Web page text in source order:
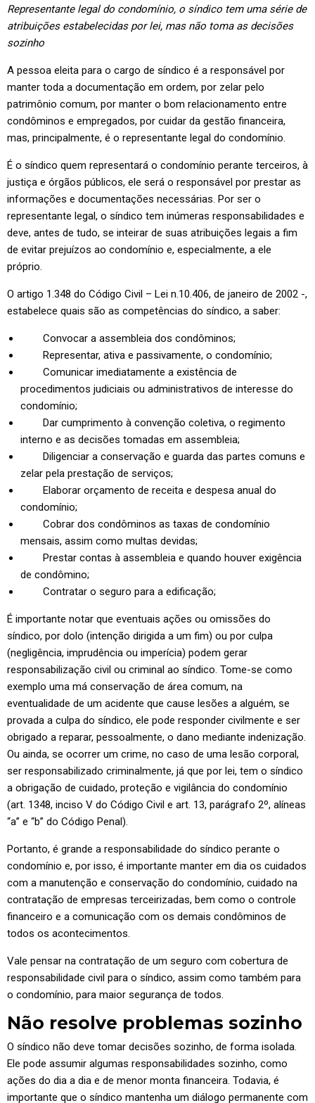
Representante legal do condomínio, o síndico tem uma série de
atribuições estabelecidas por lei, mas não toma as decisões
sozinho
A pessoa eleita para o cargo de síndico é a responsável por
manter toda a documentação em ordem, por zelar pelo
patrimônio comum, por manter o bom relacionamento entre
condôminos e empregados, por cuidar da gestão financeira,
mas, principalmente, é o representante legal do condomínio.
É o síndico quem representará o condomínio perante terceiros, à
justiça e órgãos públicos, ele será o responsável por prestar as
informações e documentações necessárias. Por ser o
representante legal, o síndico tem inúmeras responsabilidades e
deve, antes de tudo, se inteirar de suas atribuições legais a fim
de evitar prejuízos ao condomínio e, especialmente, a ele
próprio.
O artigo 1.348 do Código Civil – Lei n.10.406, de janeiro de 2002 -,
estabelece quais são as competências do síndico, a saber:
Convocar a assembleia dos condôminos;
Representar, ativa e passivamente, o condomínio;
Comunicar imediatamente a existência de
procedimentos judiciais ou administrativos de interesse do
condomínio;
Dar cumprimento à convenção coletiva, o regimento
interno e as decisões tomadas em assembleia;
Diligenciar a conservação e guarda das partes comuns e
zelar pela prestação de serviços;
Elaborar orçamento de receita e despesa anual do
condomínio;
Cobrar dos condôminos as taxas de condomínio
mensais, assim como multas devidas;
Prestar contas à assembleia e quando houver exigência
de condômino;
Contratar o seguro para a edificação;
É importante notar que eventuais ações ou omissões do
síndico, por dolo (intenção dirigida a um fim) ou por culpa
(negligência, imprudência ou imperícia) podem gerar
responsabilização civil ou criminal ao síndico. Tome-se como
exemplo uma má conservação de área comum, na
eventualidade de um acidente que cause lesões a alguém, se
provada a culpa do síndico, ele pode responder civilmente e ser
obrigado a reparar, pessoalmente, o dano mediante indenização.
Ou ainda, se ocorrer um crime, no caso de uma lesão corporal,
ser responsabilizado criminalmente, já que por lei, tem o síndico
a obrigação de cuidado, proteção e vigilância do condomínio
(art. 1348, inciso V do Código Civil e art. 13, parágrafo 2º, alíneas
“a” e “b” do Código Penal).
Portanto, é grande a responsabilidade do síndico perante o
condomínio e, por isso, é importante manter em dia os cuidados
com a manutenção e conservação do condomínio, cuidado na
contratação de empresas terceirizadas, bem como o controle
financeiro e a comunicação com os demais condôminos de
todos os acontecimentos.
Vale pensar na contratação de um seguro com cobertura de
responsabilidade civil para o síndico, assim como também para
o condomínio, para maior segurança de todos.
Não resolve problemas sozinho
O síndico não deve tomar decisões sozinho, de forma isolada.
Ele pode assumir algumas responsabilidades sozinho, como
ações do dia a dia e de menor monta financeira. Todavia, é
importante que o síndico mantenha um diálogo permanente com